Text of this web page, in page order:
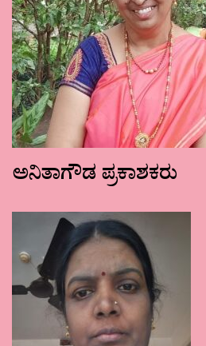
ಅನಿತಾಗೌಡ ಪ್ರಕಾಶಕರು